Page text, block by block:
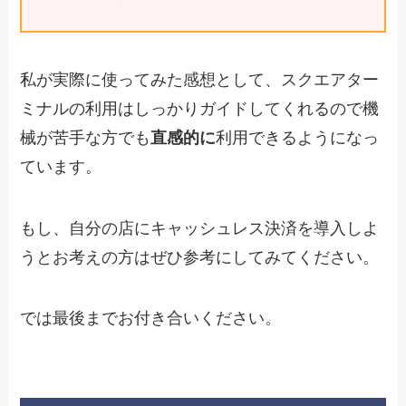
私が実際に使ってみた感想として、スクエアター
ミナルの利用はしっかりガイドしてくれるので機
械が苦手な方でも直感的に利用できるようになっ
ています。
もし、自分の店にキャッシュレス決済を導入しよ
うとお考えの方はぜひ参考にしてみてください。
では最後までお付き合いください。